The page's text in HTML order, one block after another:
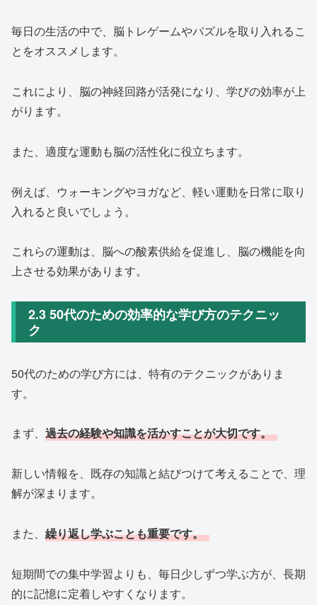
毎日の生活の中で、脳トレゲームやパズルを取り入れるこ
とをオススメします。
これにより、脳の神経回路が活発になり、学びの効率が上
がります。
また、適度な運動も脳の活性化に役立ちます。
例えば、ウォーキングやヨガなど、軽い運動を日常に取り
入れると良いでしょう。
これらの運動は、脳への酸素供給を促進し、脳の機能を向
上させる効果があります。
2.3 50代のための効率的な学び方のテクニッ
ク
50代のための学び方には、特有のテクニックがありま
す。
まず、 過去の経験や知識を活かすことが大切です。
新しい情報を、既存の知識と結びつけて考えることで、理
解が深まります。
また、 繰り返し学ぶことも重要です。
短期間での集中学習よりも、毎日少しずつ学ぶ方が、長期
的に記憶に定着しやすくなります。